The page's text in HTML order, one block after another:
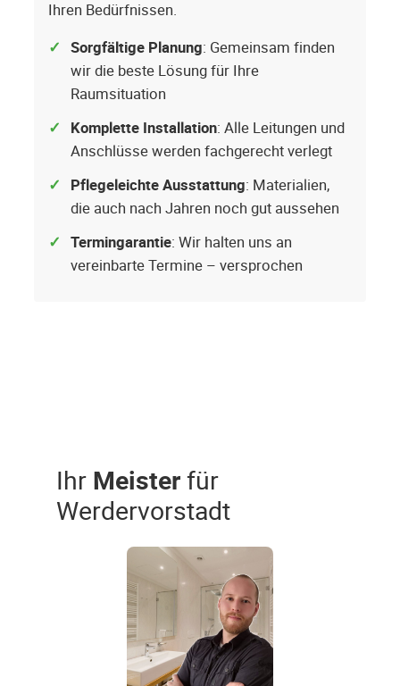
Ihren Bedürfnissen.
Sorgfältige Planung: Gemeinsam finden
wir die beste Lösung für Ihre
Raumsituation
Komplette Installation: Alle Leitungen und
Anschlüsse werden fachgerecht verlegt
Pflegeleichte Ausstattung: Materialien,
die auch nach Jahren noch gut aussehen
Termingarantie: Wir halten uns an
vereinbarte Termine – versprochen
Ihr Meisterfür
Werdervorstadt